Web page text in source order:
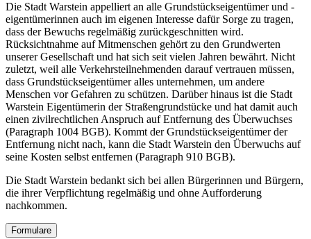
Die Stadt Warstein appelliert an alle Grundstückseigentümer und -
eigentümerinnen auch im eigenen Interesse dafür Sorge zu tragen,
dass der Bewuchs regelmäßig zurückgeschnitten wird.
Rücksichtnahme auf Mitmenschen gehört zu den Grundwerten
unserer Gesellschaft und hat sich seit vielen Jahren bewährt. Nicht
zuletzt, weil alle Verkehrsteilnehmenden darauf vertrauen müssen,
dass Grundstückseigentümer alles unternehmen, um andere
Menschen vor Gefahren zu schützen. Darüber hinaus ist die Stadt
Warstein Eigentümerin der Straßengrundstücke und hat damit auch
einen zivilrechtlichen Anspruch auf Entfernung des Überwuchses
(Paragraph 1004 BGB). Kommt der Grundstückseigentümer der
Entfernung nicht nach, kann die Stadt Warstein den Überwuchs auf
seine Kosten selbst entfernen (Paragraph 910 BGB).
Die Stadt Warstein bedankt sich bei allen Bürgerinnen und Bürgern,
die ihrer Verpflichtung regelmäßig und ohne Aufforderung
nachkommen.
Formulare